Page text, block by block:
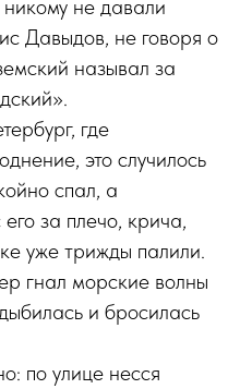
не давали
Давыдов, не говоря о
называл за
где
это случилось
спал, а
за плечо, крича,
уже трижды палили.
гнал морские волны
и бросилась
по улице несся